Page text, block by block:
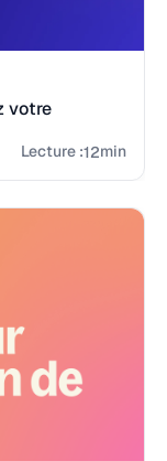
votre
Lecture :12min